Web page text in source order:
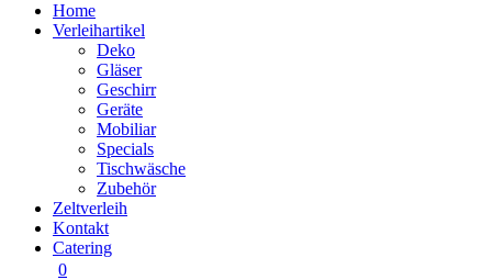
Home
Verleihartikel
Deko
Gläser
Geschirr
Geräte
Mobiliar
Specials
Tischwäsche
Zubehör
Zeltverleih
Kontakt
Catering
0